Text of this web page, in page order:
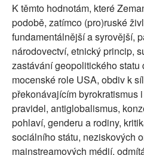
K těmto hodnotám, které
podobě, zatímco (pro)ruské
fundamentálnější a syrovější,
národovectví, etnický princip,
zastávání geopolitického
mocenské role USA, obdiv k
překonávajícím byrokratismus
pravidel, antiglobalismus,
pohlaví, genderu a rodiny,
sociálního státu, neziskových
mainstreamových médií,